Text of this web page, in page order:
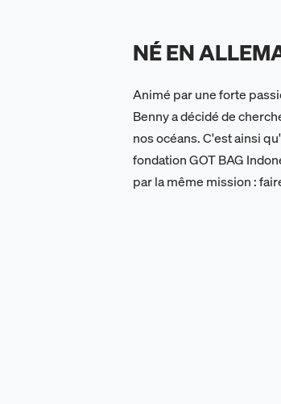
NÉ EN
Animé par une forte
Benny a décidé de
nos océans. C'est ainsi
fondation GOT BAG
par la même mission :